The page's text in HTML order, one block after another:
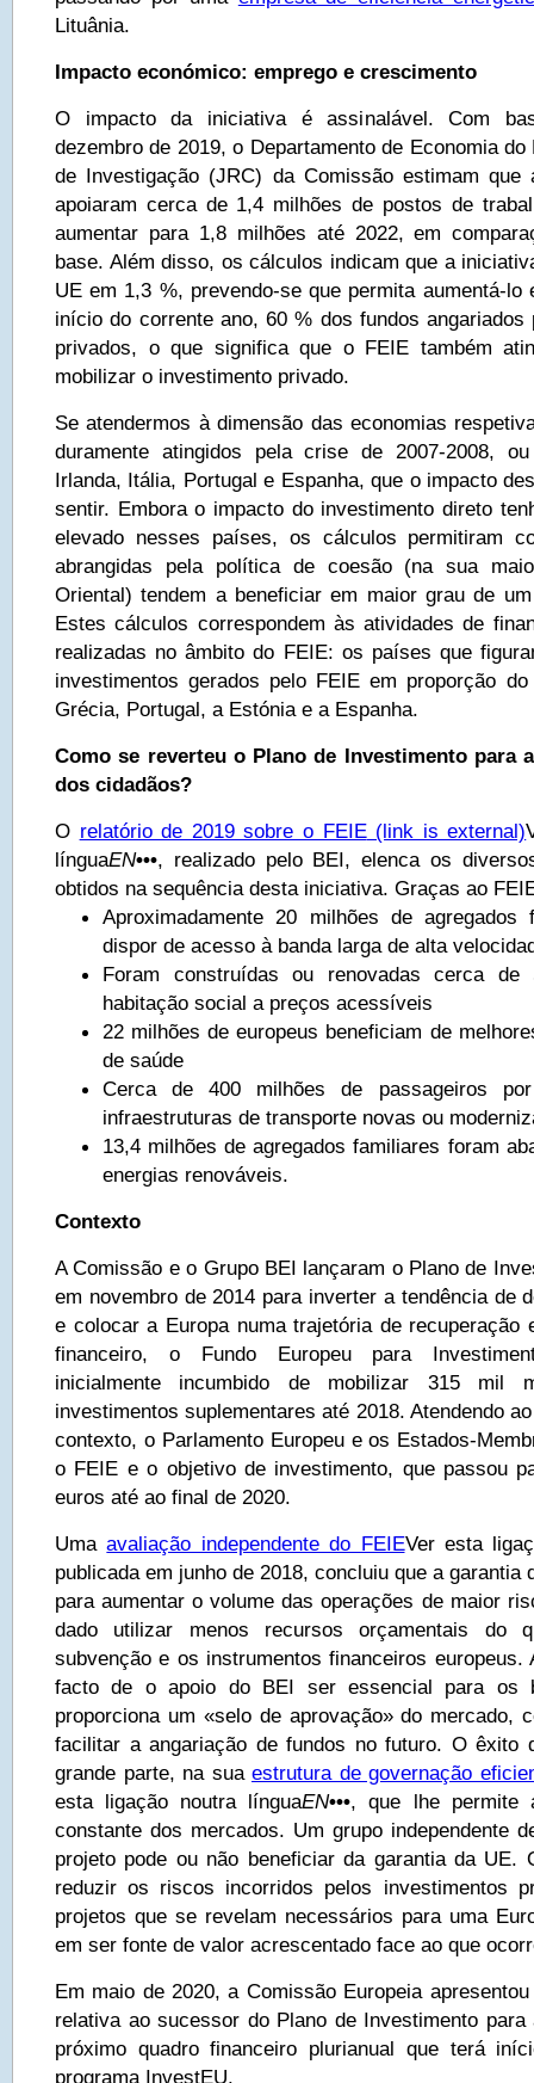
Lituânia.
Impacto económico: emprego e crescimento
O impacto da iniciativa é assinalável. Com
dezembro de 2019, o Departamento de Economia
de Investigação (JRC) da Comissão estimam que
apoiaram cerca de 1,4 milhões de postos de
aumentar para 1,8 milhões até 2022, em
base. Além disso, os cálculos indicam que a
UE em 1,3 %, prevendo-se que permita aumentá-lo
início do corrente ano, 60 % dos fundos
privados, o que significa que o FEIE também
mobilizar o investimento privado.
Se atendermos à dimensão das economias
duramente atingidos pela crise de 2007-2008,
Irlanda, Itália, Portugal e Espanha, que o impacto
sentir. Embora o impacto do investimento direto
elevado nesses países, os cálculos permitiram
abrangidas pela política de coesão (na sua
Oriental) tendem a beneficiar em maior grau de
Estes cálculos correspondem às atividades de
realizadas no âmbito do FEIE: os países que
investimentos gerados pelo FEIE em proporção
Grécia, Portugal, a Estónia e a Espanha.
Como se reverteu o Plano de Investimento para
dos cidadãos?
O relatório de 2019 sobre o FEIE(link is external)
línguaEN•••, realizado pelo BEI, elenca os
obtidos na sequência desta iniciativa. Graças ao
Aproximadamente 20 milhões de agregados
dispor de acesso à banda larga de alta
Foram construídas ou renovadas cerca de
habitação social a preços acessíveis
22 milhões de europeus beneficiam de
de saúde
Cerca de 400 milhões de passageiros
infraestruturas de transporte novas ou
13,4 milhões de agregados familiares foram
energias renováveis.
Contexto
A Comissão e o Grupo BEI lançaram o Plano de
em novembro de 2014 para inverter a tendência de
e colocar a Europa numa trajetória de recuperação
financeiro, o Fundo Europeu para
inicialmente incumbido de mobilizar 315 mil
investimentos suplementares até 2018. Atendendo
contexto, o Parlamento Europeu e os Estados-
o FEIE e o objetivo de investimento, que passou
euros até ao final de 2020.
Umaavaliação independente do FEIEVer esta
publicada em junho de 2018, concluiu que a garantia
para aumentar o volume das operações de maior
dado utilizar menos recursos orçamentais do
subvenção e os instrumentos financeiros europeus.
facto de o apoio do BEI ser essencial para os
proporciona um «selo de aprovação» do mercado,
facilitar a angariação de fundos no futuro. O êxito
grande parte, na sua estrutura de governação
esta ligação noutra línguaEN•••, que lhe permite
constante dos mercados. Um grupo independente
projeto pode ou não beneficiar da garantia da UE.
reduzir os riscos incorridos pelos investimentos
projetos que se revelam necessários para uma
em ser fonte de valor acrescentado face ao que
Em maio de 2020, a Comissão Europeia
relativa ao sucessor do Plano de Investimento
próximo quadro financeiro plurianual que terá
programa InvestEU.